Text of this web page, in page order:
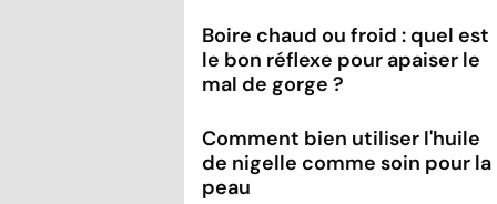
Boire chaud ou froid : quel est
le bon réflexe pour apaiser le
mal de gorge ?
Comment bien utiliser l'huile
de nigelle comme soin pour la
peau